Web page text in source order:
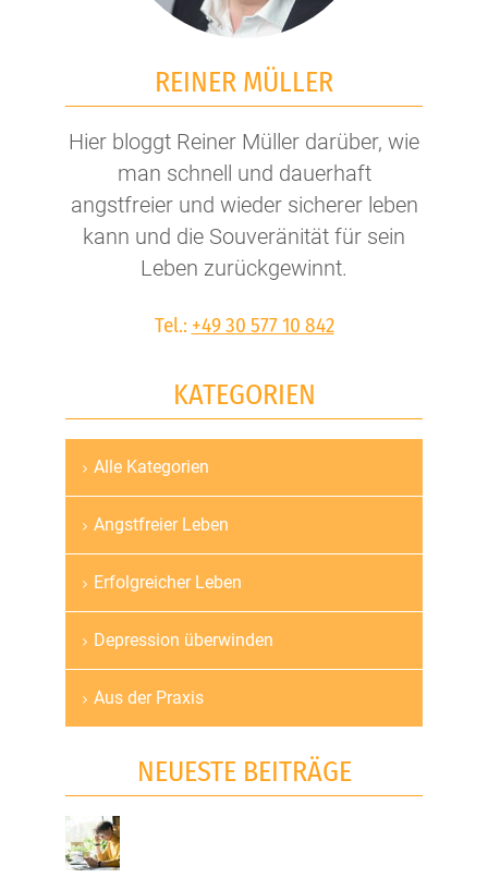
REINER MÜLLER
Hier bloggt Reiner Müller darüber, wie
man schnell und dauerhaft
angstfreier und wieder sicherer leben
kann und die Souveränität für sein
Leben zurückgewinnt.
Tel.: +49 30 577 10 842
KATEGORIEN
Navigation
überspringen
Alle Kategorien
Angstfreier Leben
Erfolgreicher Leben
Depression überwinden
Aus der Praxis
NEUESTE BEITRÄGE